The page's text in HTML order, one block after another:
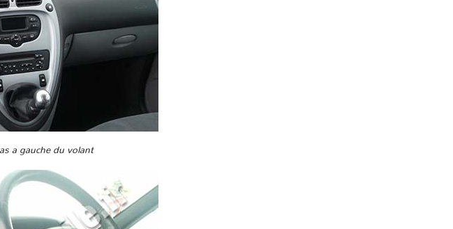
a gauche du volant